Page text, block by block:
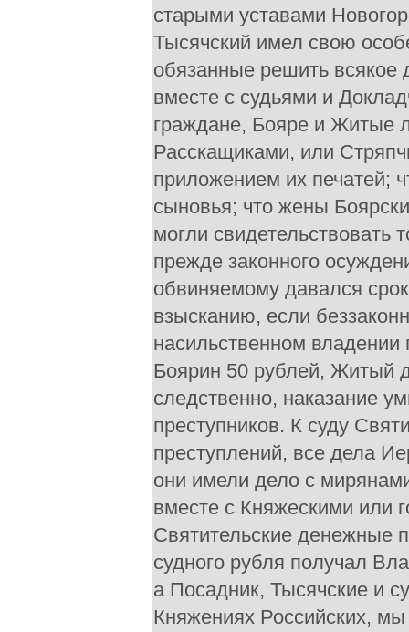
старыми уставами
Тысячский имел свою
обязанные решить всякое
вместе с судьями и
граждане, Бояре и Житые
Расскащиками, или
приложением их печатей;
сыновья; что жены
могли свидетельствовать
прежде законного
обвиняемому давался
взысканию, если
насильственном
Боярин 50 рублей, Житый
следственно, наказание
преступников. К суду
преступлений, все дела
они имели дело с
вместе с Княжескими или
Святительские денежные
судного рубля получал
а Посадник, Тысячские и
Княжениях Российских,